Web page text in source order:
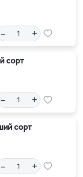
– +
сорт
– +
сорт
– +